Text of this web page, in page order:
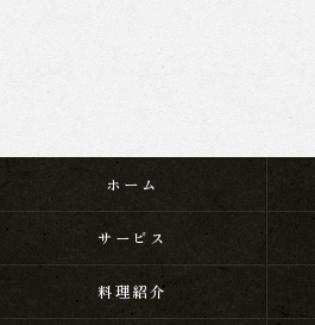
ホーム
サービス
料理紹介